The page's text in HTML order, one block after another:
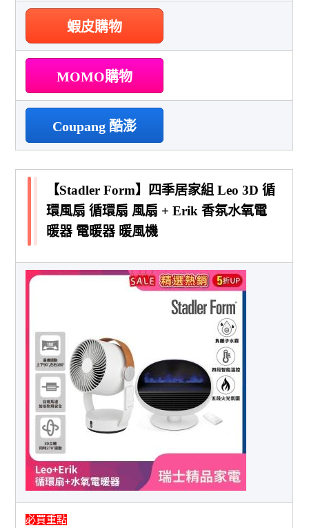
蝦皮購物
MOMO購物
Coupang 酷澎
【Stadler Form】四季居家組 Leo 3D 循
環風扇 循環扇 風扇 + Erik 香氛水氧電
暖器 電暖器 暖風機
必買重點